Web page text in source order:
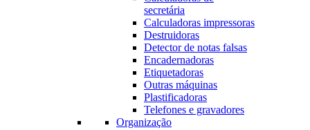
secretária
Calculadoras impressoras
Destruidoras
Detector de notas falsas
Encadernadoras
Etiquetadoras
Outras máquinas
Plastificadoras
Telefones e gravadores
Organização